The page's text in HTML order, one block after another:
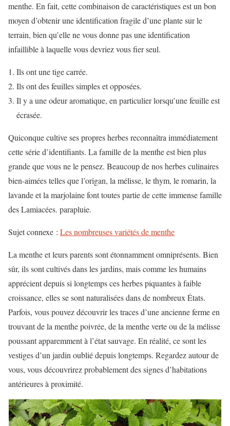
menthe. En fait, cette combinaison de caractéristiques est un bon
moyen d’obtenir une identification fragile d’une plante sur le
terrain, bien qu’elle ne vous donne pas une identification
infaillible à laquelle vous devriez vous fier seul.
Ils ont une tige carrée.
Ils ont des feuilles simples et opposées.
Il y a une odeur aromatique, en particulier lorsqu’une feuille est
écrasée.
Quiconque cultive ses propres herbes reconnaîtra immédiatement
cette série d’identifiants. La famille de la menthe est bien plus
grande que vous ne le pensez. Beaucoup de nos herbes culinaires
bien-aimées telles que l’origan, la mélisse, le thym, le romarin, la
lavande et la marjolaine font toutes partie de cette immense famille
des Lamiacées. parapluie.
Sujet connexe : Les nombreuses variétés de menthe
La menthe et leurs parents sont étonnamment omniprésents. Bien
sûr, ils sont cultivés dans les jardins, mais comme les humains
apprécient depuis si longtemps ces herbes piquantes à faible
croissance, elles se sont naturalisées dans de nombreux États.
Parfois, vous pouvez découvrir les traces d’une ancienne ferme en
trouvant de la menthe poivrée, de la menthe verte ou de la mélisse
poussant apparemment à l’état sauvage. En réalité, ce sont les
vestiges d’un jardin oublié depuis longtemps. Regardez autour de
vous, vous découvrirez probablement des signes d’habitations
antérieures à proximité.